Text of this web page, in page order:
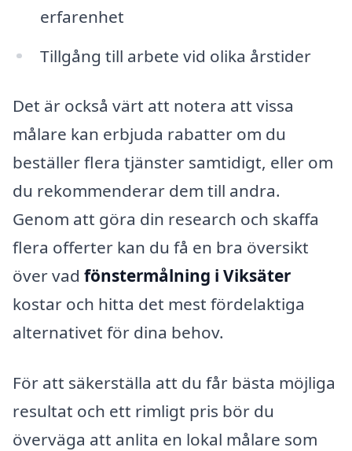
erfarenhet
Tillgång till arbete vid olika årstider
Det är också värt att notera att vissa
målare kan erbjuda rabatter om du
beställer flera tjänster samtidigt, eller om
du rekommenderar dem till andra.
Genom att göra din research och skaffa
flera offerter kan du få en bra översikt
över vad fönstermålning i Viksäter
kostar och hitta det mest fördelaktiga
alternativet för dina behov.
För att säkerställa att du får bästa möjliga
resultat och ett rimligt pris bör du
överväga att anlita en lokal målare som